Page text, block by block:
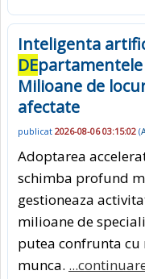
Inteligenta
DE
Milioane de
afectate
publicat 2026-08-06 03:15:02 (
Adoptarea
schimba profund
gestioneaza
milioane de
putea confrunta
munca.